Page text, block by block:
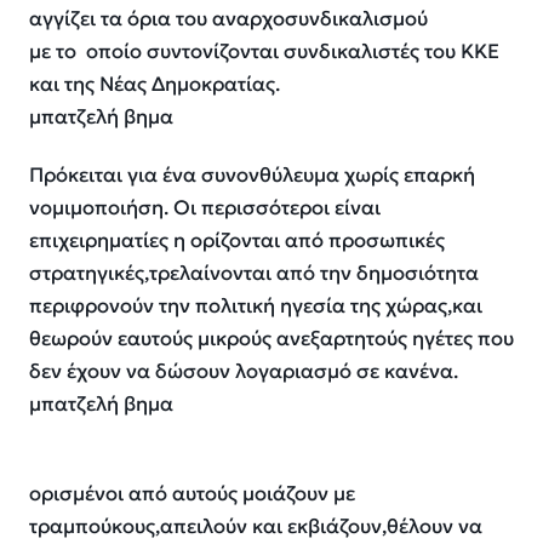
αγγίζει τα όρια του αναρχοσυνδικαλισμού
με το οποίο συντονίζονται συνδικαλιστές του ΚΚΕ
και της Νέας Δημοκρατίας.
μπατζελή βημα
Πρόκειται για ένα συνονθύλευμα χωρίς επαρκή
νομιμοποιήση. Οι περισσότεροι είναι
επιχειρηματίες η ορίζονται από προσωπικές
στρατηγικές,τρελαίνονται από την δημοσιότητα
περιφρονούν την πολιτική ηγεσία της χώρας,και
θεωρούν εαυτούς μικρούς ανεξαρτητούς ηγέτες που
δεν έχουν να δώσουν λογαριασμό σε κανένα.
μπατζελή βημα
ορισμένοιαπό αυτούς μοιάζουν με
τραμπούκους,απειλούν και εκβιάζουν,θέλουννα